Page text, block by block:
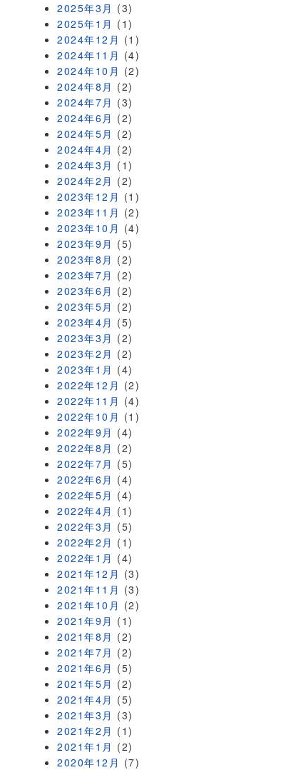
2025年3月 (3)
2025年1月 (1)
2024年12月 (1)
2024年11月 (4)
2024年10月 (2)
2024年8月 (2)
2024年7月 (3)
2024年6月 (2)
2024年5月 (2)
2024年4月 (2)
2024年3月 (1)
2024年2月 (2)
2023年12月 (1)
2023年11月 (2)
2023年10月 (4)
2023年9月 (5)
2023年8月 (2)
2023年7月 (2)
2023年6月 (2)
2023年5月 (2)
2023年4月 (5)
2023年3月 (2)
2023年2月 (2)
2023年1月 (4)
2022年12月 (2)
2022年11月 (4)
2022年10月 (1)
2022年9月 (4)
2022年8月 (2)
2022年7月 (5)
2022年6月 (4)
2022年5月 (4)
2022年4月 (1)
2022年3月 (5)
2022年2月 (1)
2022年1月 (4)
2021年12月 (3)
2021年11月 (3)
2021年10月 (2)
2021年9月 (1)
2021年8月 (2)
2021年7月 (2)
2021年6月 (5)
2021年5月 (2)
2021年4月 (5)
2021年3月 (3)
2021年2月 (1)
2021年1月 (2)
2020年12月 (7)